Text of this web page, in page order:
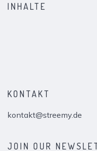
INHALTE
KONTAKT
kontakt@streemy.de
JOIN OUR